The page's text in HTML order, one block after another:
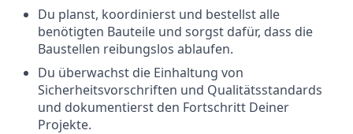
Du planst, koordinierst und bestellst alle
benötigten Bauteile und sorgst dafür, dass die
Baustellen reibungslos ablaufen.
Du überwachst die Einhaltung von
Sicherheitsvorschriften und Qualitätsstandards
und dokumentierst den Fortschritt Deiner
Projekte.